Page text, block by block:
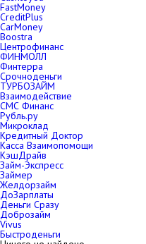
FastMoney
CreditPlus
CarMoney
Boostra
Центрофинанс
ФИНМОЛЛ
Финтерра
Срочноденьги
ТУРБОЗАЙМ
Взаимодействие
СМС Финанс
Рубль.ру
Микроклад
Кредитный Доктор
Касса Взаимопомощи
КэшДрайв
Займ-Экспресс
Займер
Желдорзайм
ДоЗарплаты
Деньги Сразу
Доброзайм
Vivus
Быстроденьги